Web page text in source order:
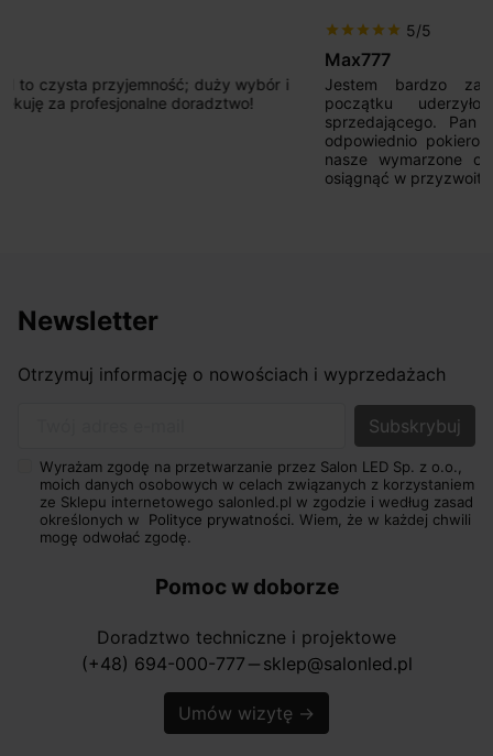
Jestem bardzo zadowolony. Przede wszystkim od
początku uderzyło mnie profesjonalne podejście
sprzedającego. Pan ma duże doświadczenie i potrafi
odpowiednio pokierować i doradzić dzięki czemu mamy
nasze wymarzone oświetlenie. Dodatkowo udało się to
Newsletter
Otrzymuj informację o nowościach i wyprzedażach
Wyrażam zgodę na przetwarzanie przez Salon LED Sp. z o.o.,
moich danych osobowych w celach związanych z korzystaniem
ze Sklepu internetowego salonled.pl w zgodzie i według zasad
określonych w Polityce prywatności. Wiem, że w każdej chwili
mogę odwołać zgodę.
Pomoc w doborze
Doradztwo techniczne i projektowe
(+48) 694-000-777 horizontal_rule sklep@salonled.pl
Umów wizytę →